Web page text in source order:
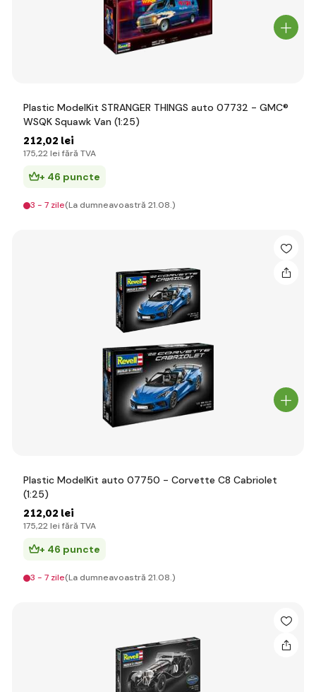
Plastic ModelKit STRANGER THINGS auto 07732 - GMC®
WSQK Squawk Van (1:25)
212,02 lei
175,22 lei fără TVA
+ 46 puncte
3 - 7 zile(La dumneavoastră 21.08.)
Plastic ModelKit auto 07750 - Corvette C8 Cabriolet
(1:25)
212,02 lei
175,22 lei fără TVA
+ 46 puncte
3 - 7 zile(La dumneavoastră 21.08.)